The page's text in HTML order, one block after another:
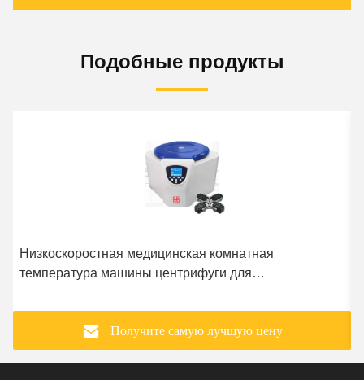
Подобные продукты
Низкоскоростная медицинская комнатная
температура машины центрифуги для
Получите самую лучшую цену